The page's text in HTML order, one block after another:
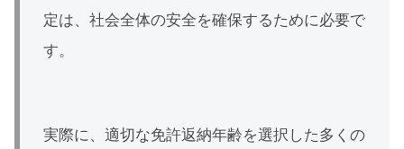
定は、社会全体の安全を確保するために必要で
す。
実際に、適切な免許返納年齢を選択した多くの